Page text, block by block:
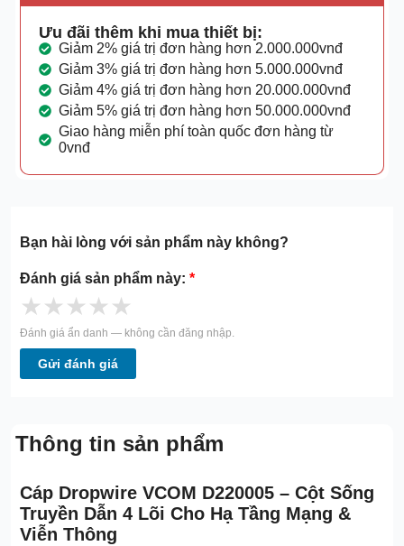
Ưu đãi thêm khi mua thiết bị:
Giảm 2% giá trị đơn hàng hơn 2.000.000vnđ
Giảm 3% giá trị đơn hàng hơn 5.000.000vnđ
Giảm 4% giá trị đơn hàng hơn 20.000.000vnđ
Giảm 5% giá trị đơn hàng hơn 50.000.000vnđ
Giao hàng miễn phí toàn quốc đơn hàng từ
0vnđ
Thông tin sản phẩm
Cáp Dropwire VCOM D220005 – Cột Sống
Truyền Dẫn 4 Lõi Cho Hạ Tầng Mạng &
Viễn Thông
Bạn hài lòng với sản phẩm này không?
Đánh giá sản phẩm này:*
★★★★★
Đánh giá ẩn danh — không cần đăng nhập.
Gửi đánh giá